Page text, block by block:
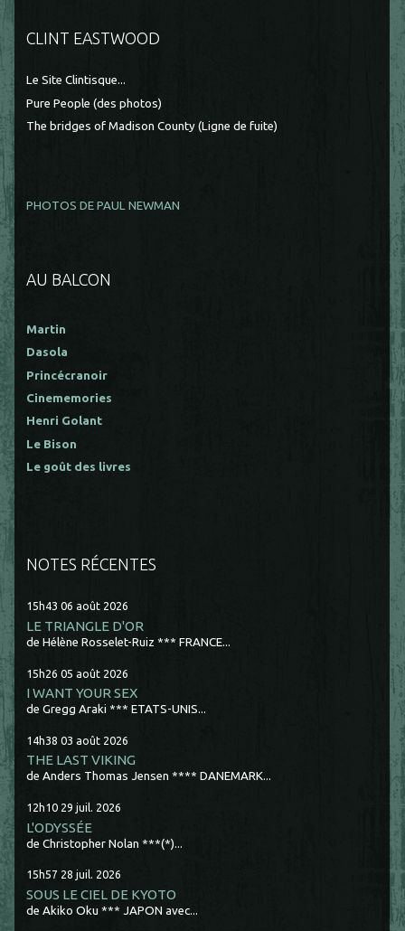
CLINT EASTWOOD
Le Site Clintisque...
Pure People (des photos)
The bridges of Madison County (Ligne de fuite)
PHOTOS DE PAUL NEWMAN
AU BALCON
Martin
Dasola
Princécranoir
Cinememories
Henri Golant
Le Bison
Le goût des livres
NOTES RÉCENTES
15h43 06 août 2026
LE TRIANGLE D'OR
de Hélène Rosselet-Ruiz *** FRANCE...
15h26 05 août 2026
I WANT YOUR SEX
de Gregg Araki *** ETATS-UNIS...
14h38 03 août 2026
THE LAST VIKING
de Anders Thomas Jensen **** DANEMARK...
12h10 29 juil. 2026
L'ODYSSÉE
de Christopher Nolan ***(*)...
15h57 28 juil. 2026
SOUS LE CIEL DE KYOTO
de Akiko Oku *** JAPON avec...